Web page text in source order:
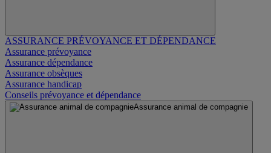
ASSURANCE PRÉVOYANCE ET DÉPENDANCE
Assurance prévoyance
Assurance dépendance
Assurance obsèques
Assurance handicap
Conseils prévoyance et dépendance
Assurance animal de compagnie